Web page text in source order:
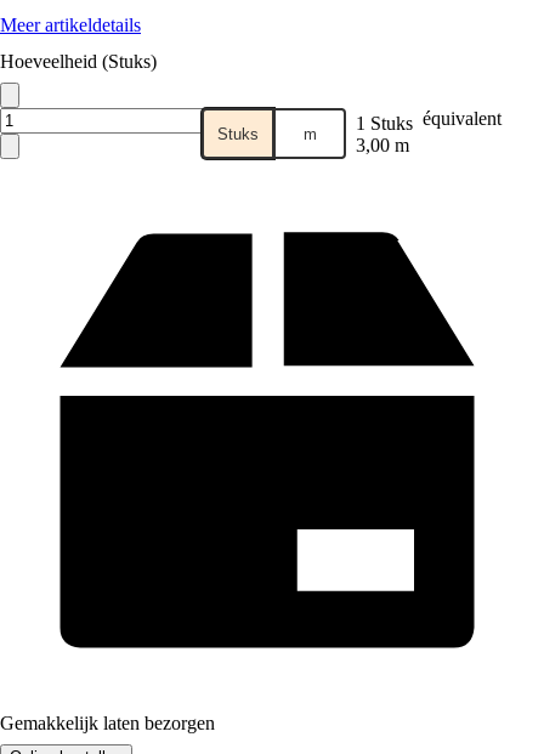
Meer artikeldetails
Hoeveelheid (Stuks)
Stuks m 1 Stuks équivalent
3,00 m
Gemakkelijk laten bezorgen